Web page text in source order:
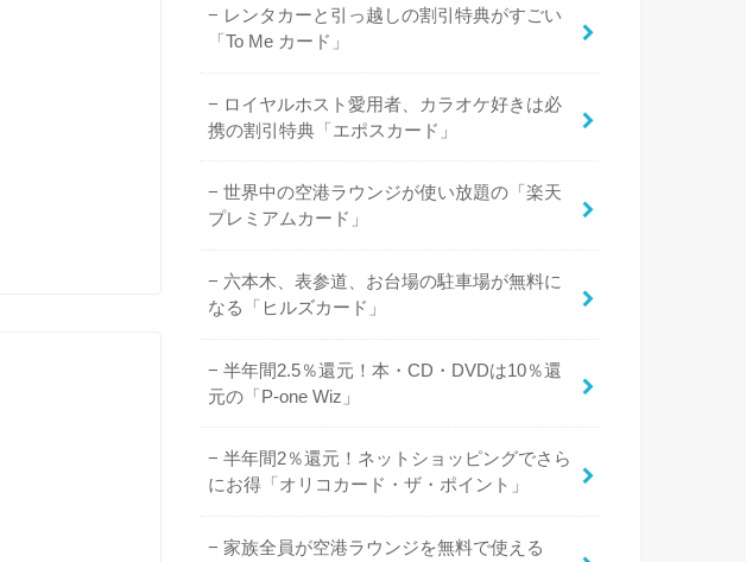
レンタカーと引っ越しの割引特典がすごい
「To Me カード」
ロイヤルホスト愛用者、カラオケ好きは必
携の割引特典「エポスカード」
世界中の空港ラウンジが使い放題の「楽天
プレミアムカード」
六本木、表参道、お台場の駐車場が無料に
なる「ヒルズカード」
半年間2.5％還元！本・CD・DVDは10％還
元の「P-one Wiz」
半年間2％還元！ネットショッピングでさら
にお得「オリコカード・ザ・ポイント」
家族全員が空港ラウンジを無料で使える